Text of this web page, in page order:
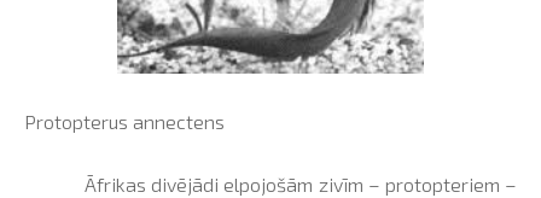
Protopterus annectens
Āfrikas divējādi elpojošām zivīm – protopteriem –